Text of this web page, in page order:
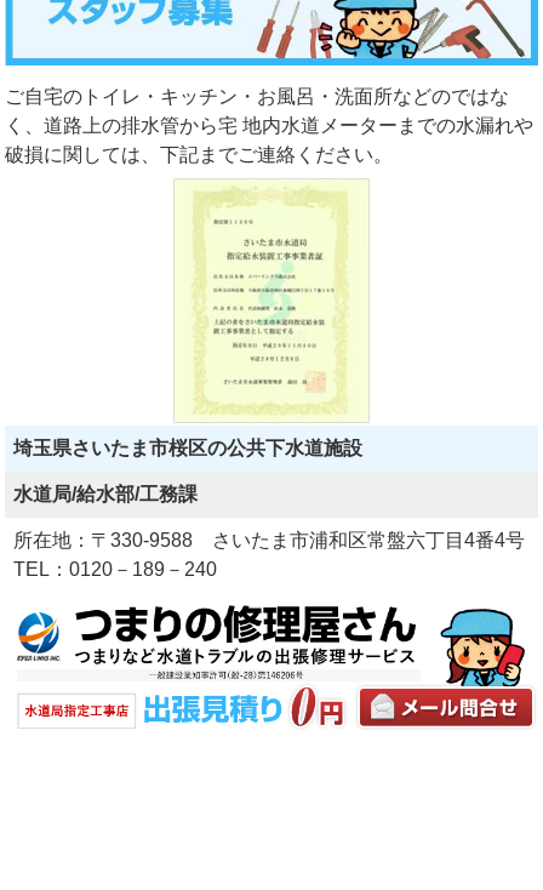
ご自宅のトイレ・キッチン・お風呂・洗面所などのではな
く、道路上の排水管から宅 地内水道メーターまでの水漏れや
破損に関しては、下記までご連絡ください。
埼玉県さいたま市桜区の公共下水道施設
水道局/給水部/工務課
所在地：〒330-9588 さいたま市浦和区常盤六丁目4番4号
TEL：0120－189－240